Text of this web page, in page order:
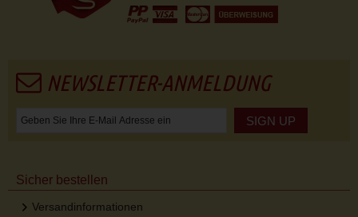
NEWSLETTER-ANMELDUNG
SIGN UP
Sicher bestellen
Versandinformationen